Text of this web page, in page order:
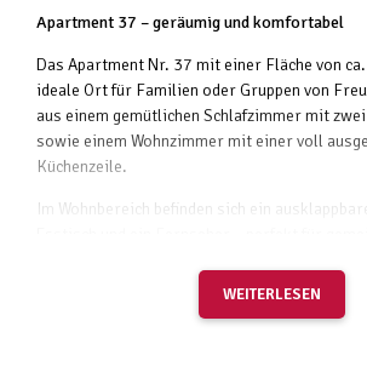
Apartment 37 – geräumig und komfortabel
Das Apartment Nr. 37 mit einer Fläche von
ideale Ort für Familien oder Gruppen von
aus einem gemütlichen Schlafzimmer mit
sowie einem Wohnzimmer mit einer voll
Küchenzeile.
Im Wohnbereich befinden sich ein
Das moderne Badezimmer verfügt über eine
praktisches Doppelwaschbecken, was auch
WEITERLESEN